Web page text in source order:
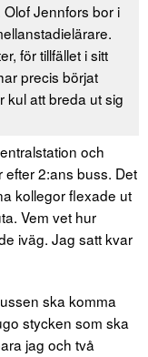
Olof Jennfors bor i
för tillfället i sitt
precis börjat
kul att breda ut sig
och
2:ans buss. Det
kollegor flexade ut
Vem vet hur
iväg. Jag satt kvar
ska komma
stycken som ska
jag och två